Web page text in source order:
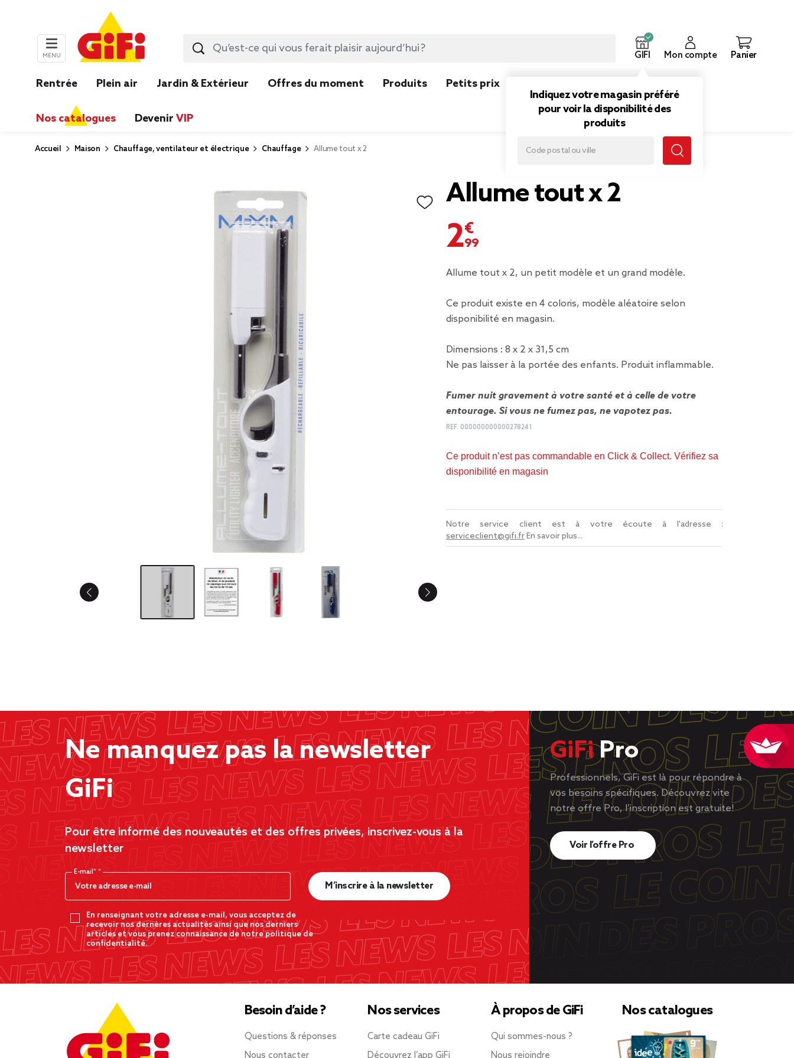
MENU GIFI
Indiquez votre magasin préféré
pour voir la disponibilité des
produits
Mon compte Panier
Rentrée Plein air Jardin & Extérieur Offres du moment Produits Petits prix
Nos catalogues Devenir VIP
Accueil Maison Chauffage, ventilateur et électrique Chauffage Allume tout x 2
Allume tout x 2
2,99 €
Allume tout x 2, un petit modèle et un grand modèle.
Ce produit existe en 4 coloris, modèle aléatoire selon
disponibilité en magasin.
Dimensions : 8 x 2 x 31,5 cm
Ne pas laisser à la portée des enfants. Produit inflammable.
Fumer nuit gravement à votre santé et à celle de votre
entourage. Si vous ne fumez pas, ne vapotez pas.
REF. 000000000000278241
Ce produit n’est pas commandable en Click & Collect. Vérifiez sa
disponibilité en magasin
Notre service client est à votre écoute à l'adresse :
serviceclient@gifi.frEn savoir plus...
Ne manquez pas la newsletter
GiFi
Pour être informé des nouveautés et des offres privées, inscrivez-vous à la
newsletter
E-mail*
En renseignant votre adresse e-mail, vous acceptez de
recevoir nos dernères actualités ainsi que nos derniers
articles et vous prenez connaissance de notre politique de
confidentialité.
M’inscrire à la newsletter
GiFiPro
Professionnels, GiFi est là pour répondre à
vos besoins spécifiques. Découvrez vite
notre offre Pro, l’inscription est gratuite!
Voir l’offre Pro
Besoin d’aide ?
Questions & réponses
Nous contacter
Nos services
Carte cadeau GiFi
Découvrez l’app GiFi
À propos de GiFi
Qui sommes-nous ?
Nous rejoindre
Nos catalogues